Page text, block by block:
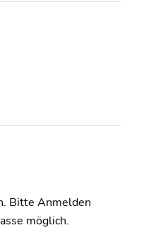
Bitte Anmelden
möglich.